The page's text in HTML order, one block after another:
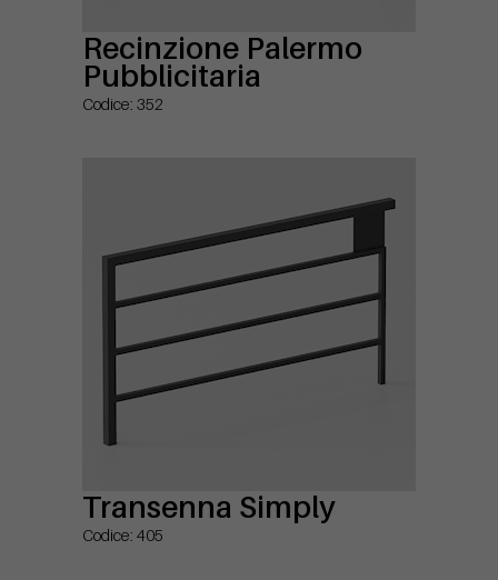
Recinzione Palermo
Pubblicitaria
Codice: 352
Transenna Simply
Codice: 405